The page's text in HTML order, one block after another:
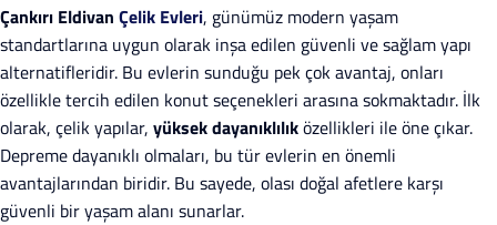
Çankırı Eldivan Çelik Evleri, günümüz modern yaşam
standartlarına uygun olarak inşa edilen güvenli ve sağlam yapı
alternatifleridir. Bu evlerin sunduğu pek çok avantaj, onları
özellikle tercih edilen konut seçenekleri arasına sokmaktadır. İlk
olarak, çelik yapılar, yüksek dayanıklılıközellikleri ile öne çıkar.
Depreme dayanıklı olmaları, bu tür evlerin en önemli
avantajlarından biridir. Bu sayede, olası doğal afetlere karşı
güvenli bir yaşam alanı sunarlar.